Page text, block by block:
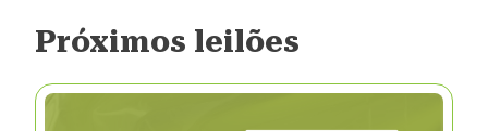
Próximos leilões